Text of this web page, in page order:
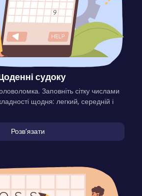
судоку
Заповніть сітку числами
щодня: легкий, середній і
Розвʼязати